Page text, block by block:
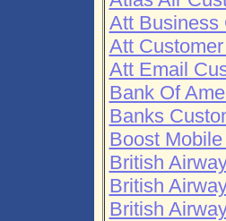
Att Business
Att
Att Email
Bank Of
Banks
Boost
British
British
British